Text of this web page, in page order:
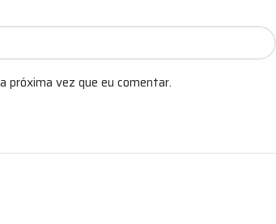
próxima vez que eu comentar.